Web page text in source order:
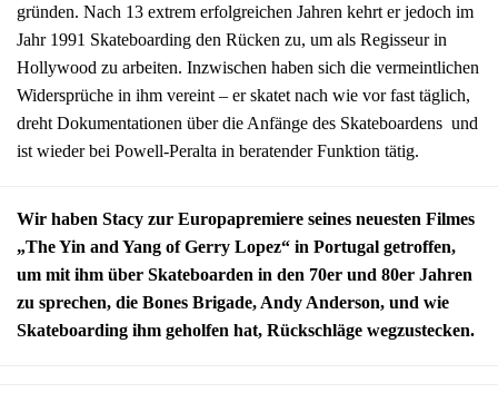
gründen. Nach 13 extrem erfolgreichen Jahren kehrt er jedoch im
Jahr 1991 Skateboarding den Rücken zu, um als Regisseur in
Hollywood zu arbeiten. Inzwischen haben sich die vermeintlichen
Widersprüche in ihm vereint – er skatet nach wie vor fast täglich,
dreht Dokumentationen über die Anfänge des Skateboardens und
ist wieder bei Powell-Peralta in beratender Funktion tätig.
Wir haben Stacy zur Europapremiere seines neuesten Filmes
„The Yin and Yang of Gerry Lopez“ in Portugal getroffen,
um mit ihm über Skateboarden in den 70er und 80er Jahren
zu sprechen, die Bones Brigade, Andy Anderson, und wie
Skateboarding ihm geholfen hat, Rückschläge wegzustecken.